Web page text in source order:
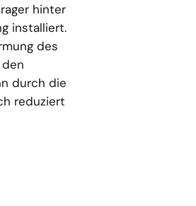
hinter
installiert.
des
durch die
reduziert